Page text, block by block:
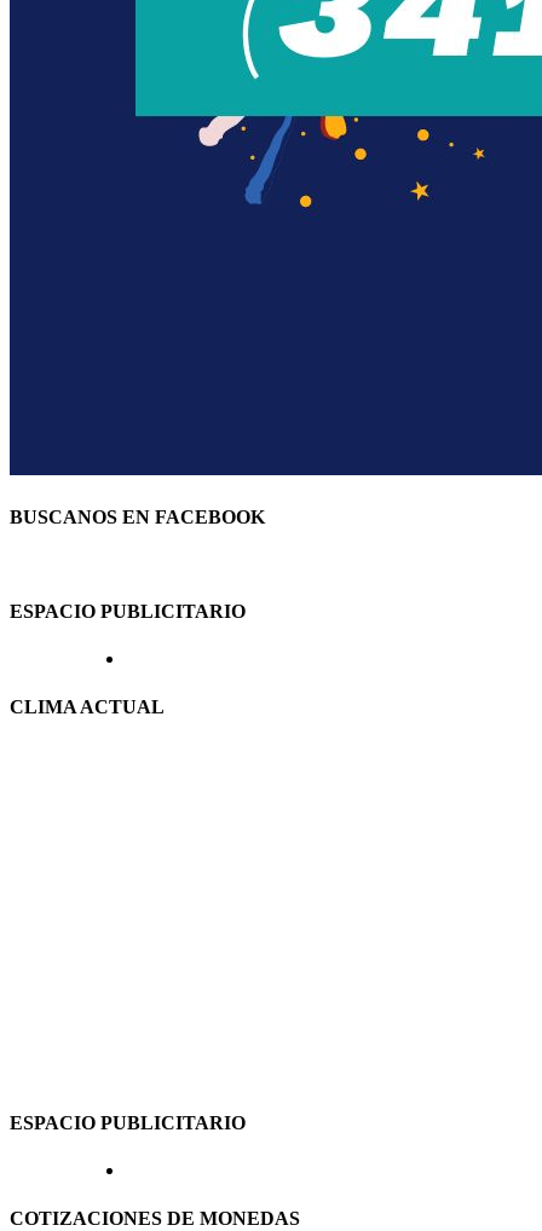
BUSCANOS EN FACEBOOK
ESPACIO PUBLICITARIO
CLIMA ACTUAL
ESPACIO PUBLICITARIO
COTIZACIONES DE MONEDAS